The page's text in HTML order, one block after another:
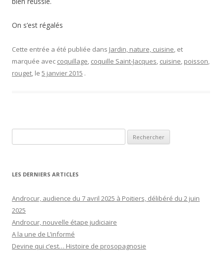
On s’est régalés
Cette entrée a été publiée dans Jardin, nature, cuisine, et
marquée avec coquillage, coquille Saint-Jacques, cuisine, poisson,
rouget, le 5 janvier 2015 .
LES DERNIERS ARTICLES
Androcur, audience du 7 avril 2025 à Poitiers, délibéré du 2 juin
2025
Androcur, nouvelle étape judiciaire
A la une de L’informé
Devine qui c’est… Histoire de prosopagnosie